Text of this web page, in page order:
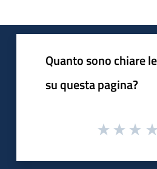
Quanto sono chiare
su questa pagina?